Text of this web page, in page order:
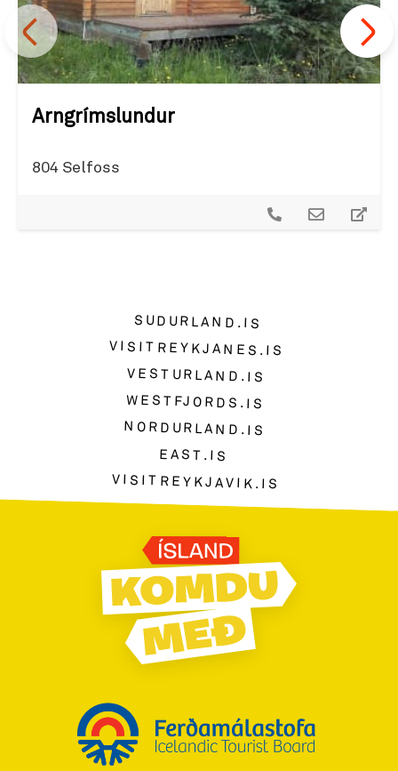
Arngrímslundur
804 Selfoss
SUDURLAND.IS
VISITREYKJANES.IS
VESTURLAND.IS
WESTFJORDS.IS
NORDURLAND.IS
EAST.IS
VISITREYKJAVIK.IS